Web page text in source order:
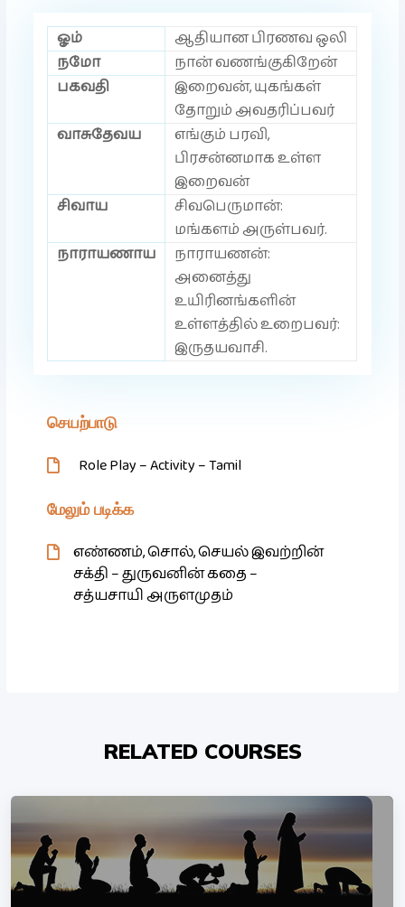
ஓம்
ஆதியான பிரணவ ஒலி
நமோ
நான் வணங்குகிறேன்
பகவதி
இறைவன், யுகங்கள்
தோறும் அவதரிப்பவர்
வாசுதேவய
எங்கும் பரவி,
பிரசன்னமாக உள்ள
இறைவன்
சிவாய
சிவபெருமான்:
மங்களம் அருள்பவர்.
நாராயணாய
நாராயணன்:
அனைத்து
உயிரினங்களின்
உள்ளத்தில் உறைபவர்:
இருதயவாசி.
செயற்பாடு
Role Play – Activity – Tamil
மேலும் படிக்க
எண்ணம், சொல், செயல் இவற்றின்
சக்தி – துருவனின் கதை –
சத்யசாயி அருளமுதம்
RELATED COURSES